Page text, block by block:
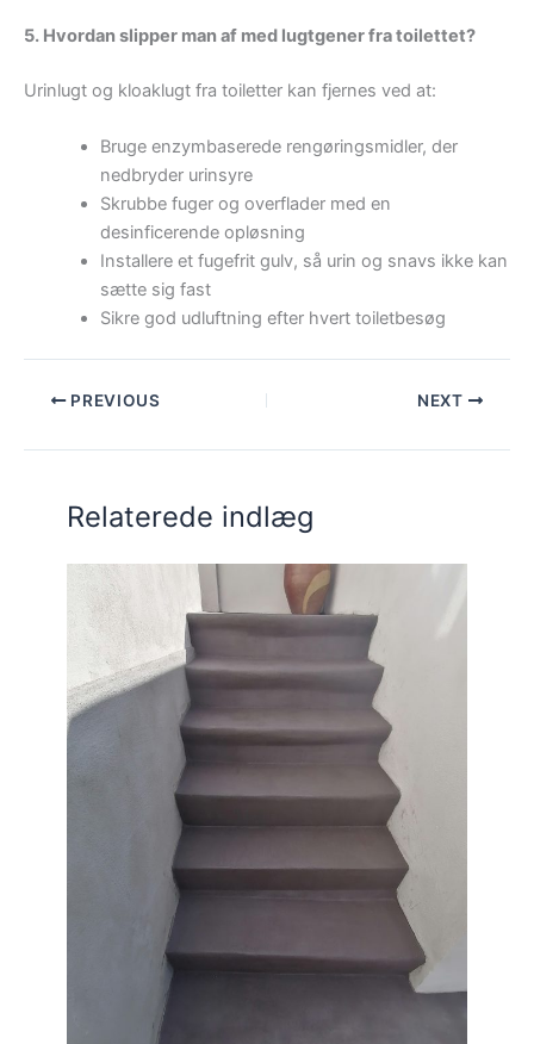
5. Hvordan slipper man af med lugtgener fra toilettet?
Urinlugt og kloaklugt fra toiletter kan fjernes ved at:
Bruge enzymbaserede rengøringsmidler, der
nedbryder urinsyre
Skrubbe fuger og overflader med en
desinficerende opløsning
Installere et fugefrit gulv, så urin og snavs ikke kan
sætte sig fast
Sikre god udluftning efter hvert toiletbesøg
PREVIOUS NEXT
Relaterede indlæg